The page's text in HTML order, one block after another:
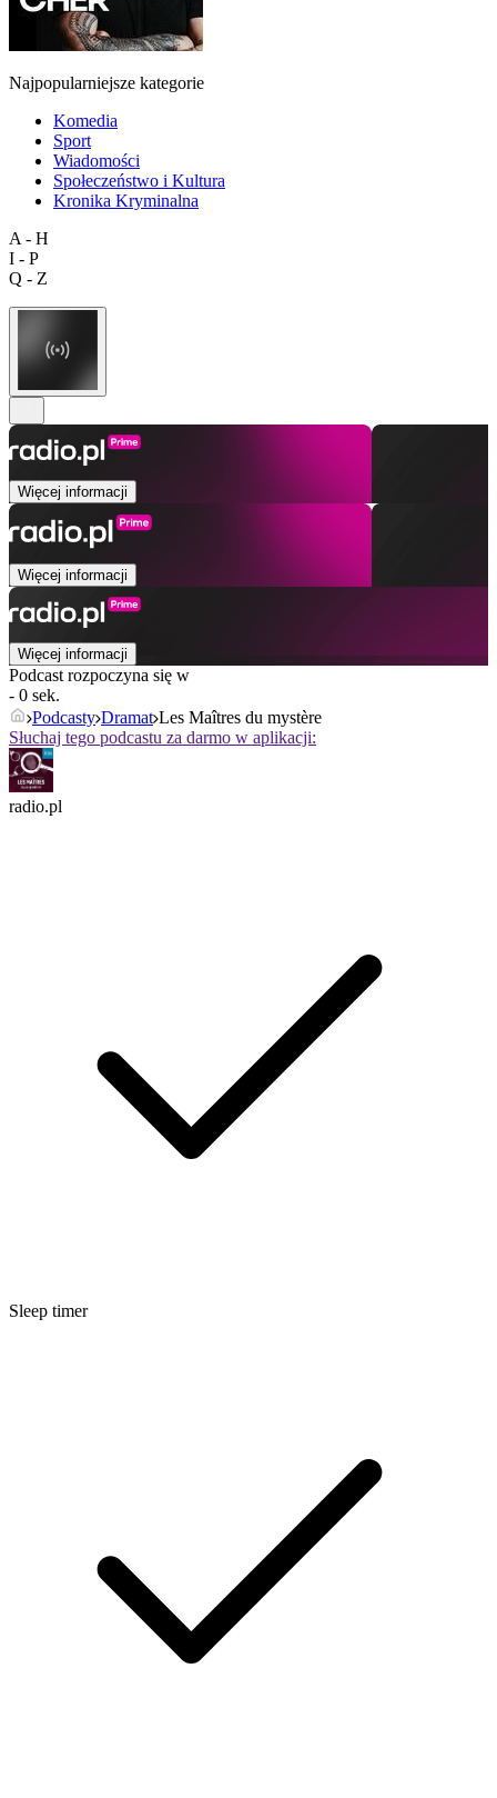
Najpopularniejsze kategorie
Komedia
Sport
Wiadomości
Społeczeństwo i Kultura
Kronika Kryminalna
A - H
I - P
Q - Z
Więcej informacji
Więcej informacji
Więcej informacji
Podcast rozpoczyna się w
- 0 sek.
Podcasty Dramat Les Maîtres du mystère
Słuchaj tego podcastu za darmo w aplikacji:
radio.pl
Sleep timer